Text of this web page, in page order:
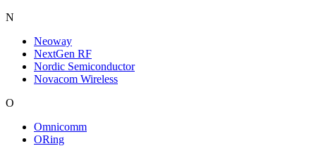
N
Neoway
NextGen RF
Nordic Semiconductor
Novacom Wireless
O
Omnicomm
ORing